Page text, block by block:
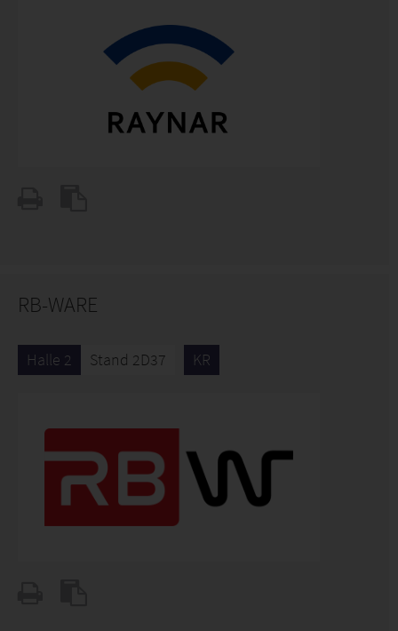
RB-WARE
Halle 2 Stand 2D37 KR